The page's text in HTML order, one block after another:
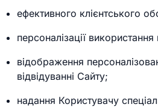
ефективного клієнтського
персоналізації
відображення
відвідуванні Сайту;
надання Користувачу